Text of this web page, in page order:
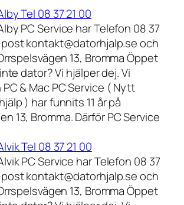
Tel 08 37 21 00
PC Service har Telefon 08 37
post kontakt@datorhjalp.se och
13, Bromma Öppet
dator? Vi hjälper dej. Vi
& Mac PC Service ( Nytt
) har funnits 11 år på
13, Bromma. Därför PC Service
Tel 08 37 21 00
PC Service har Telefon 08 37
post kontakt@datorhjalp.se och
13, Bromma Öppet